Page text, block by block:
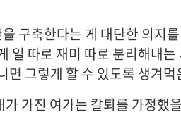
구축한다는 게 대단한 의지
일 따로 재미 따로 분리해내
면 그렇게 할 수 있도록 생겨
가진 여가는 칼퇴를 가정했